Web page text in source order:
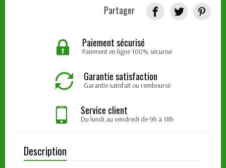
Partager
Paiement sécurisé
Paiement en ligne 100% sécurisé
Garantie satisfaction
Garantie satisfait ou remboursé
Service client
Du lundi au vendredi de 9h à 18h
Description